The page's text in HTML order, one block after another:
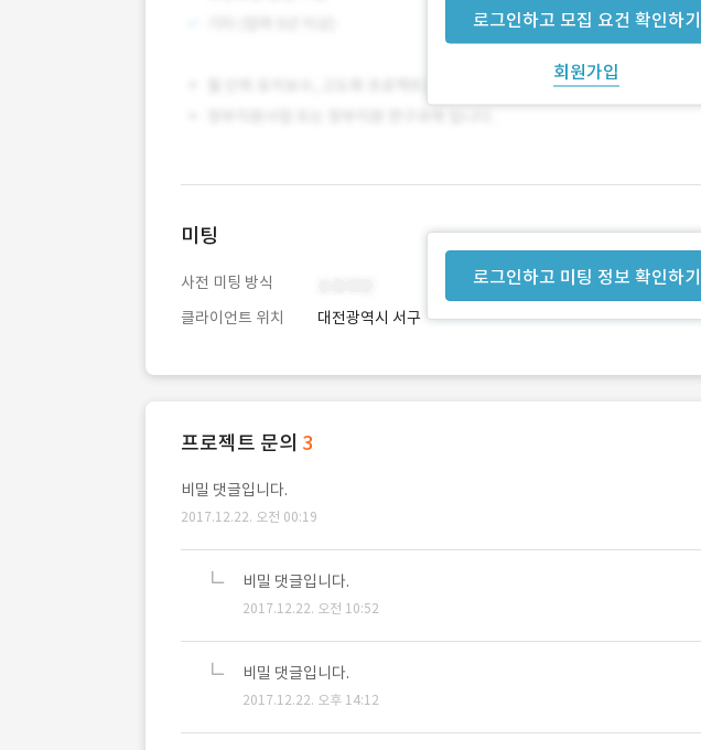
로그인하고 모집 요건 확인하기
회원가입
로그인하고 미팅 정보 확인하기
미팅
사전 미팅 방식
클라이언트 위치
대전광역시 서구
프로젝트 문의 3
비밀 댓글입니다.
2017.12.22. 오전 00:19
비밀 댓글입니다.
2017.12.22. 오전 10:52
비밀 댓글입니다.
2017.12.22. 오후 14:12